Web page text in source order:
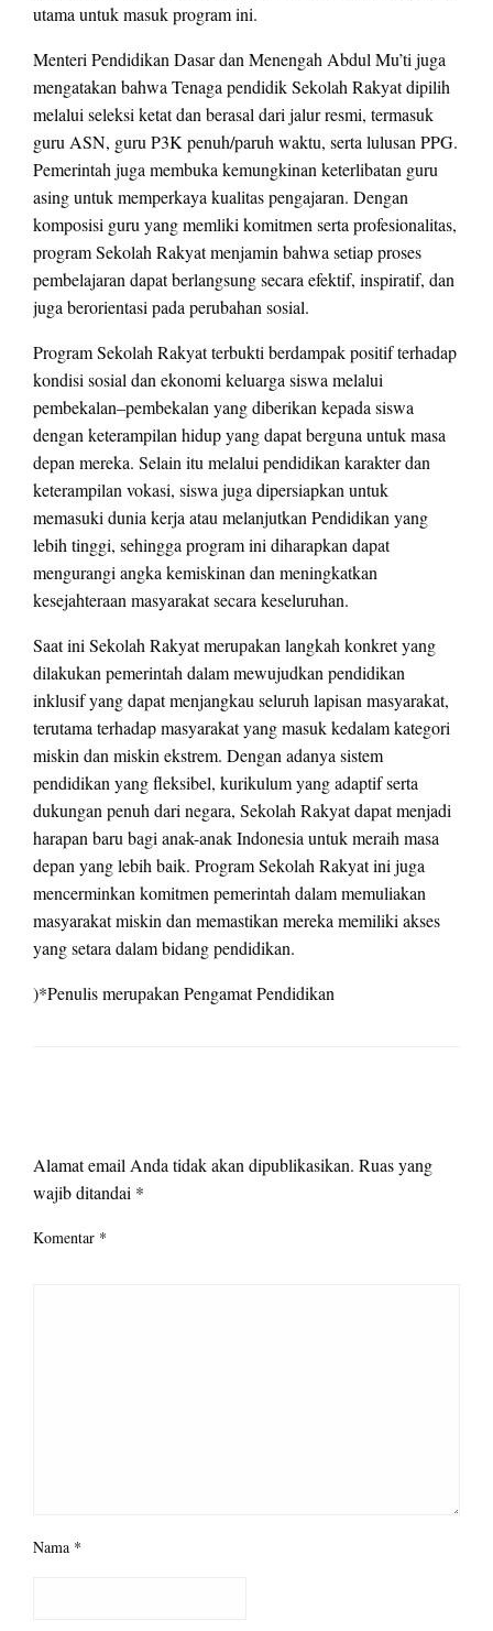
utama untuk masuk program ini.
Menteri Pendidikan Dasar dan Menengah Abdul Mu’ti juga
mengatakan bahwa Tenaga pendidik Sekolah Rakyat dipilih
melalui seleksi ketat dan berasal dari jalur resmi, termasuk
guru ASN, guru P3K penuh/paruh waktu, serta lulusan PPG.
Pemerintah juga membuka kemungkinan keterlibatan guru
asing untuk memperkaya kualitas pengajaran. Dengan
komposisi guru yang memliki komitmen serta profesionalitas,
program Sekolah Rakyat menjamin bahwa setiap proses
pembelajaran dapat berlangsung secara efektif, inspiratif, dan
juga berorientasi pada perubahan sosial.
Program Sekolah Rakyat terbukti berdampak positif terhadap
kondisi sosial dan ekonomi keluarga siswa melalui
pembekalan–pembekalan yang diberikan kepada siswa
dengan keterampilan hidup yang dapat berguna untuk masa
depan mereka. Selain itu melalui pendidikan karakter dan
keterampilan vokasi, siswa juga dipersiapkan untuk
memasuki dunia kerja atau melanjutkan Pendidikan yang
lebih tinggi, sehingga program ini diharapkan dapat
mengurangi angka kemiskinan dan meningkatkan
kesejahteraan masyarakat secara keseluruhan.
Saat ini Sekolah Rakyat merupakan langkah konkret yang
dilakukan pemerintah dalam mewujudkan pendidikan
inklusif yang dapat menjangkau seluruh lapisan masyarakat,
terutama terhadap masyarakat yang masuk kedalam kategori
miskin dan miskin ekstrem. Dengan adanya sistem
pendidikan yang fleksibel, kurikulum yang adaptif serta
dukungan penuh dari negara, Sekolah Rakyat dapat menjadi
harapan baru bagi anak-anak Indonesia untuk meraih masa
depan yang lebih baik. Program Sekolah Rakyat ini juga
mencerminkan komitmen pemerintah dalam memuliakan
masyarakat miskin dan memastikan mereka memiliki akses
yang setara dalam bidang pendidikan.
)*Penulis merupakan Pengamat Pendidikan
Alamat email Anda tidak akan dipublikasikan. Ruas yang
wajib ditandai *
Komentar *
Nama *